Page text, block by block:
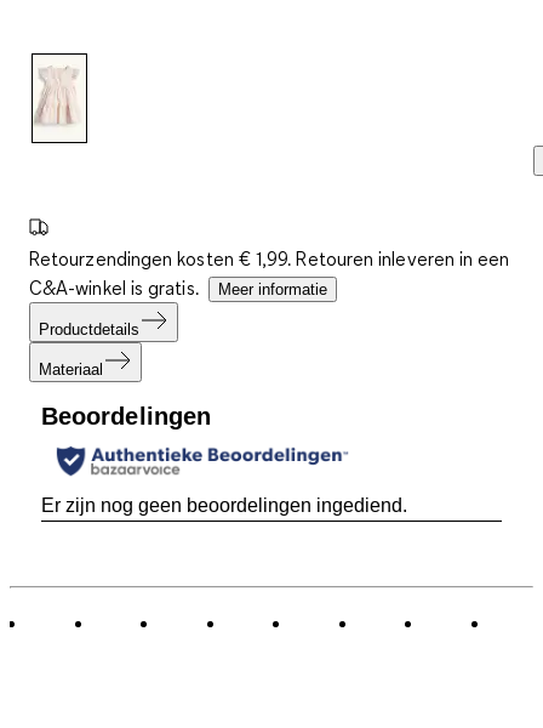
Retourzendingen kosten € 1,99. Retouren inleveren in een
C&A-winkel is gratis.
Meer informatie
Productdetails
Materiaal
Beoordelingen
Er zijn nog geen beoordelingen ingediend.